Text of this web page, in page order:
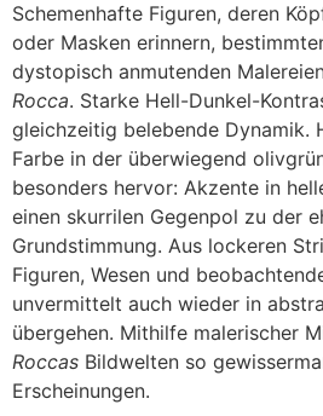
Schemenhafte Figuren, deren
oder Masken erinnern,
dystopisch anmutenden
Rocca. Starke Hell-Dunkel-
gleichzeitig belebende Dynamik.
Farbe in der überwiegend
besonders hervor: Akzente in
einen skurrilen Gegenpol zu der
Grundstimmung. Aus lockeren
Figuren, Wesen und
unvermittelt auch wieder in
übergehen. Mithilfe malerischer
Roccas Bildwelten so
Erscheinungen.